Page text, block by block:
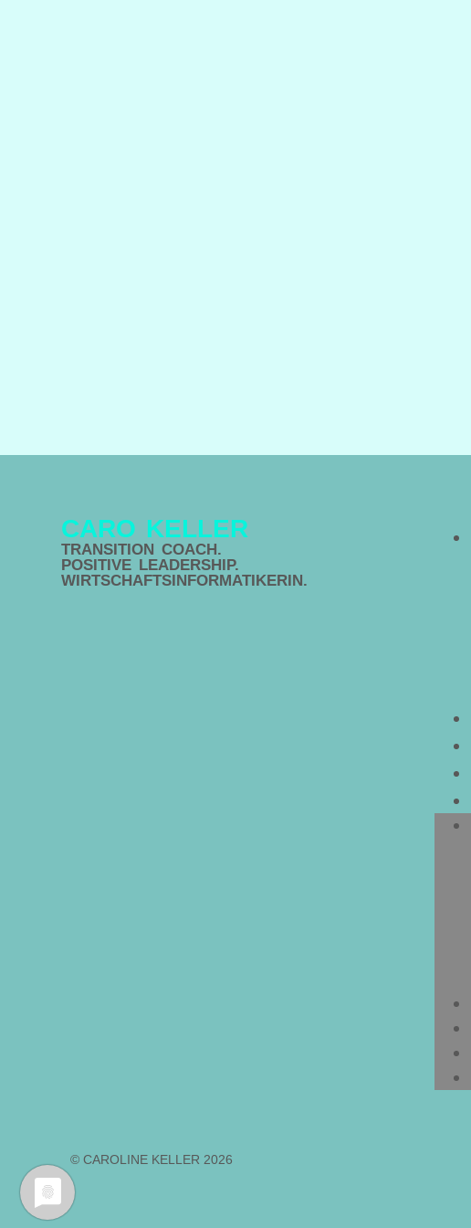
CARO KELLER
TRANSITION COACH.
POSITIVE LEADERSHIP.
WIRTSCHAFTSINFORMATIKERIN.
© CAROLINE KELLER 2026